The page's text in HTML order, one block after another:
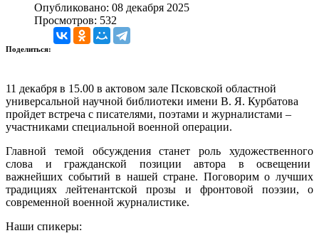
Опубликовано: 08 декабря 2025
Просмотров: 532
Поделиться:
11 декабря в 15.00 в актовом зале Псковской областной
универсальной научной библиотеки имени В. Я. Курбатова
пройдет встреча с писателями, поэтами и журналистами –
участниками специальной военной операции.
Главной темой обсуждения станет роль художественного
слова и гражданской позиции автора в освещении
важнейших событий в нашей стране. Поговорим о лучших
традициях лейтенантской прозы и фронтовой поэзии, о
современной военной журналистике.
Наши спикеры: